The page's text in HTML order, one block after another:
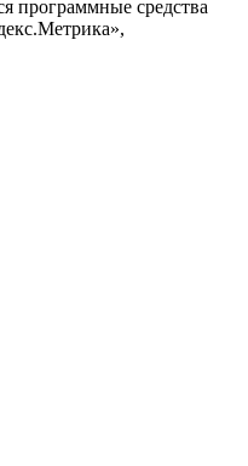
программные средства